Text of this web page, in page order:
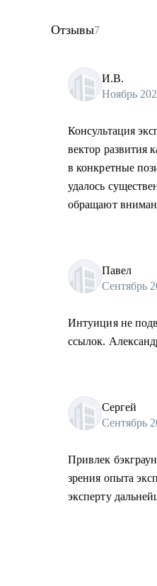
Отзывы7
И.В.
Ноябрь
Консультация
вектор развития
в конкретные
удалось
обращают
Павел
Сентябрь
Интуиция не
ссылок.
Сергей
Сентябрь
Привлек
зрения опыта
эксперту